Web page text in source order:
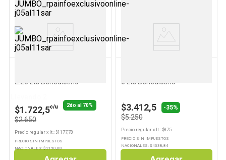
Ver
Producto
2.25 Lts Benedictino
$1.722,5c/u 2do al 70%
$2.650
Precio regular x lt. : $1177,78
PRECIO SIN IMPUESTOS
NACIONALES: $2190,08
Ver
Producto
6 Lts Benedictino
$3.412,5 -35%
$5.250
Precio regularx lt. : $875
PRECIO SIN IMPUESTOS
NACIONALES: $4338,84